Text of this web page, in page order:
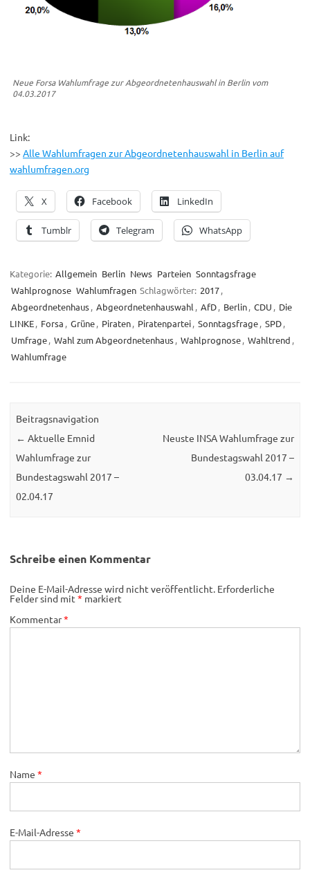
Neue Forsa Wahlumfrage zur Abgeordnetenhauswahl in Berlin vom
04.03.2017
Link:
>> Alle Wahlumfragen zur Abgeordnetenhauswahl in Berlin auf
wahlumfragen.org
X Facebook LinkedIn
Tumblr Telegram WhatsApp
Kategorie: Allgemein Berlin News Parteien Sonntagsfrage
Wahlprognose Wahlumfragen Schlagwörter: 2017,
Abgeordnetenhaus, Abgeordnetenhauswahl , AfD, Berlin, CDU , Die
LINKE, Forsa , Grüne, Piraten, Piratenpartei, Sonntagsfrage, SPD,
Umfrage, Wahl zum Abgeordnetenhaus, Wahlprognose, Wahltrend ,
Wahlumfrage
Beitragsnavigation
← Aktuelle Emnid
Wahlumfrage zur
Bundestagswahl 2017 –
02.04.17
Neuste INSA Wahlumfrage zur
Bundestagswahl 2017 –
03.04.17 →
Schreibe einen Kommentar
Deine E-Mail-Adresse wird nicht veröffentlicht. Erforderliche
Felder sind mit * markiert
Kommentar*
Name *
E-Mail-Adresse *